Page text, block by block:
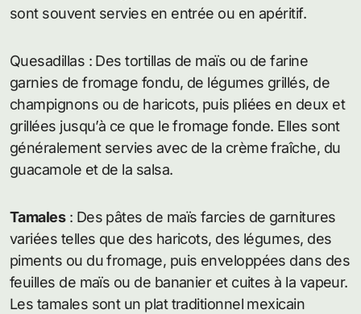
sont souvent servies en entrée ou en apéritif.
Quesadillas : Des tortillas de maïs ou de farine
garnies de fromage fondu, de légumes grillés, de
champignons ou de haricots, puis pliées en deux et
grillées jusqu’à ce que le fromage fonde. Elles sont
généralement servies avec de la crème fraîche, du
guacamole et de la salsa.
Tamales: Des pâtes de maïs farcies de garnitures
variées telles que des haricots, des légumes, des
piments ou du fromage, puis enveloppées dans des
feuilles de maïs ou de bananier et cuites à la vapeur.
Les tamales sont un plat traditionnel mexicain